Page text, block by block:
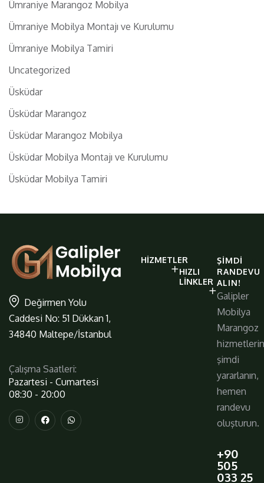
Ümraniye Marangoz Mobilya
Ümraniye Mobilya Montajı ve Kurulumu
Ümraniye Mobilya Tamiri
Uncategorized
Üsküdar
Üsküdar Marangoz
Üsküdar Marangoz Mobilya
Üsküdar Mobilya Montajı ve Kurulumu
Üsküdar Mobilya Tamiri
Değirmen Yolu
Caddesi No: 51 Dükkan 1,
34840 Maltepe/İstanbul
Çalışma Saatleri:
Pazartesi - Cumartesi
08:30 - 20:00
galiplermobilya
https://
HIZMETLER
HIZLI
LINKLER
ŞIMDI
RANDEVU
ALIN!
Galipler
Mobilya
Marangoz
şimdi
yararlanın,
hemen
randevu
oluşturun.
+90
505
033 25